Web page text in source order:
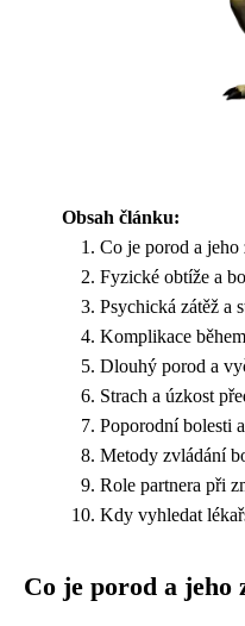
Obsah článku:
Co je porod a jeho
Fyzické obtíže a
Psychická zátěž a
Komplikace
Dlouhý porod a
Strach a úzkost
Poporodní bolesti
Metody zvládání
Role partnera při
Kdy vyhledat
Co je porod a jeho